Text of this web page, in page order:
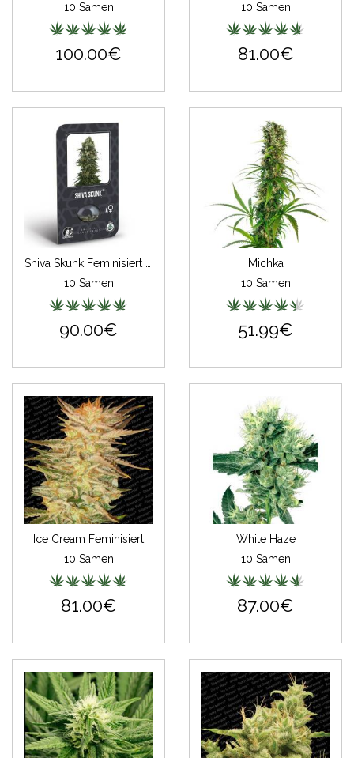
10 Samen
100.00€
10 Samen
81.00€
10 Samen
90.00€
Michka
10 Samen
51.99€
Ice Cream Feminisiert
10 Samen
81.00€
White Haze
10 Samen
87.00€